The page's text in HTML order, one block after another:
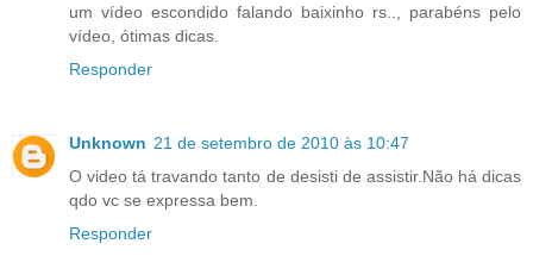
um vídeo escondido falando baixinho rs.., parabéns pelo
vídeo, ótimas dicas.
Responder
Unknown 21 de setembro de 2010 às 10:47
O video tá travando tanto de desisti de assistir.Não há dicas
qdo vc se expressa bem.
Responder